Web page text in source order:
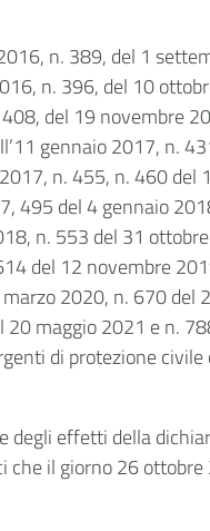
n. 389, del 1
n. 396, del 10
del 19 novembre
gennaio 2017, n.
n. 455, n. 460
del 4 gennaio
n. 553 del 31
del 12 novembre
2020, n. 670 del
maggio 2021 e n.
di protezione
effetti della
il giorno 26